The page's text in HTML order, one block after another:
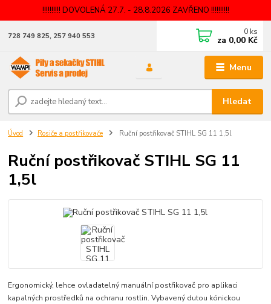
!!!!!!!!!! DOVOLENÁ 27.7. - 28.8.2026 ZAVŘENO !!!!!!!!!!
Menu
Hledat
728 749 825, 257 940 553 0 ks
za 0,00 Kč
Úvod Rosiče a postřikovače Ruční postřikovač STIHL SG 11 1,5l
Ruční postřikovač STIHL SG 11
1,5l
Ergonomický, lehce ovladatelný manuální postřikovač pro aplikaci
kapalných prostředků na ochranu rostlin. Vybavený dutou kónickou